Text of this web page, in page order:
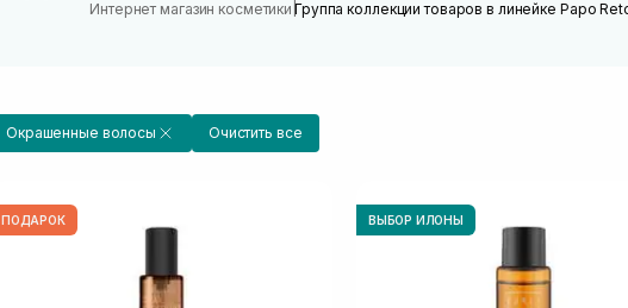
Интернет магазин косметики |Группа коллекции товаров в линейке Papo
Окрашенные волосы Очистить все
ПОДАРОК ВЫБОР ИЛОНЫ